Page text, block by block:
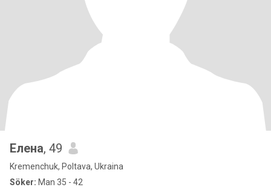
Елена, 49
Kremenchuk, Poltava, Ukraina
Söker: Man 35 - 42